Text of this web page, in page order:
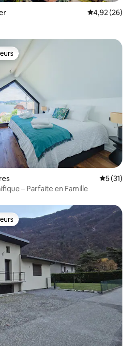
Évaluation
4,92 (26)
5 (31)
– Parfaite en Famille